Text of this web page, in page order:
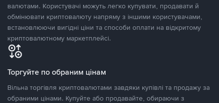
валютами. Користувачі можуть легко купувати, продавати й
обмінювати криптовалюту напряму з іншими користувачами,
встановлюючи вигідні ціни та способи оплати на відкритому
криптовалютному маркетплейсі.
Торгуйте по обраним цінам
Вільна торгівля криптовалютами завдяки купівлі та продажу за
обраними цінами. Купуйте або продавайте, обираючи з